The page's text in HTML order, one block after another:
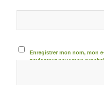
Enregistrer mon nom, mon
navigateur pour mon